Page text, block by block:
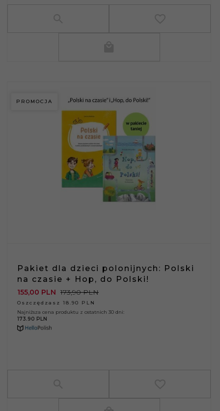
PROMOCJA
Pakiet dla dzieci polonijnych: Polski
na czasie + Hop, do Polski!
155,00 PLN 173,90 PLN
Oszczędzasz 18.90 PLN
Najniższa cena produktu z ostatnich 30 dni:
173.90 PLN